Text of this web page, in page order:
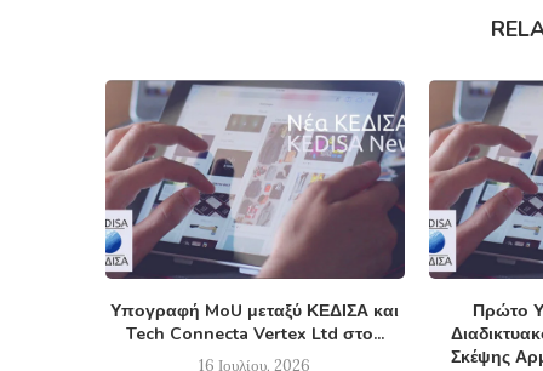
Υπογραφή MoU μεταξύ ΚΕΔΙΣΑ και
Tech Connecta Vertex Ltd στο...
16 Ιουλίου, 2026
Πρώτο
Σκέψης